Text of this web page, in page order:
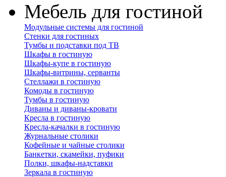
Мебель для гостиной
Модульные системы для гостиной
Стенки для гостиных
Тумбы и подставки под ТВ
Шкафы в гостиную
Шкафы-купе в гостиную
Шкафы-витрины, серванты
Стеллажи в гостиную
Комоды в гостиную
Тумбы в гостиную
Диваны и диваны-кровати
Кресла в гостиную
Кресла-качалки в гостиную
Журнальные столики
Кофейные и чайные столики
Банкетки, скамейки, пуфики
Полки, шкафы-надставки
Зеркала в гостиную